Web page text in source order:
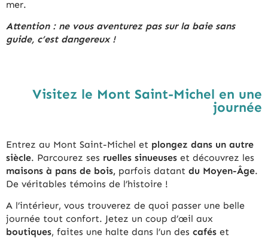
mer.
Attention : ne vous aventurez pas sur la baie sans
guide, c’est dangereux !
Visitez le Mont Saint-Michel en une
journée
Entrez au Mont Saint-Michel et plongez dans un autre
siècle. Parcourez ses ruelles sinueuses et découvrez les
maisons à pans de bois, parfois datant du Moyen-Âge.
De véritables témoins de l’histoire !
A l’intérieur, vous trouverez de quoi passer une belle
journée tout confort. Jetez un coup d’œil aux
boutiques, faites une halte dans l’un des cafés et